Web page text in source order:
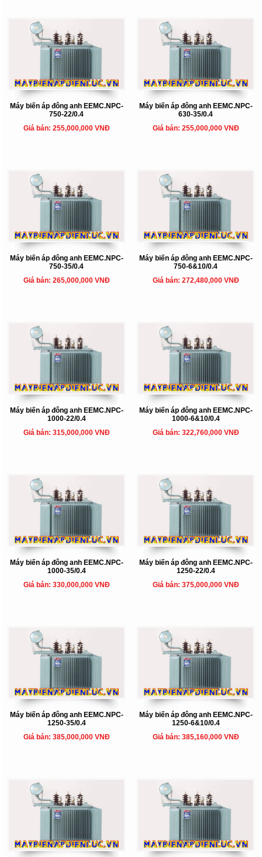
Máy biến áp đông anh EEMC.NPC-
750-22/0.4
Giá bán: 255,000,000 VNĐ
Máy biến áp đông anh EEMC.NPC-
630-35/0.4
Giá bán: 255,000,000 VNĐ
Máy biến áp đông anh EEMC.NPC-
750-35/0.4
Giá bán: 265,000,000 VNĐ
Máy biến áp đông anh EEMC.NPC-
750-6&10/0.4
Giá bán: 272,480,000 VNĐ
Máy biến áp đông anh EEMC.NPC-
1000-22/0.4
Giá bán: 315,000,000 VNĐ
Máy biến áp đông anh EEMC.NPC-
1000-6&10/0.4
Giá bán: 322,760,000 VNĐ
Máy biến áp đông anh EEMC.NPC-
1000-35/0.4
Giá bán: 330,000,000 VNĐ
Máy biến áp đông anh EEMC.NPC-
1250-22/0.4
Giá bán: 375,000,000 VNĐ
Máy biến áp đông anh EEMC.NPC-
1250-35/0.4
Giá bán: 385,000,000 VNĐ
Máy biến áp đông anh EEMC.NPC-
1250-6&10/0.4
Giá bán: 385,160,000 VNĐ